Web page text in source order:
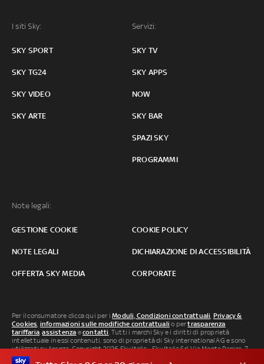
I siti Sky:
SKY SPORT
SKY TG24
SKY VIDEO
SKY ARTE
Servizi:
SKY TV
SKY APPS
NOW
SKY BAR
SPAZI SKY
PROGRAMMI
Note legali:
GESTIONE COOKIE COOKIE POLICY
NOTE LEGALI DICHIARAZIONE DI ACCESSIBILITÀ
OFFERTA SKY MEDIA CORPORATE
Per il consumatore clicca qui per iModuli, Condizioni contrattuali, Privacy &
Cookies, informazioni sulle modifiche contrattuali o pertrasparenza
tariffaria,assistenza econtatti. Tutti i marchi Sky e i diritti di proprietà
intellettuale in essi contenuti, sono di proprietà di Sky international AG e sono
utilizzati su licenza. Copyright 2026 Sky Italia - Sky Italia Srl Via Monte Penice, 7 -
20138 Milano P.IVA 04619241005. SkyTG24: ISSN 3035-1537 e SkySport: ISSN